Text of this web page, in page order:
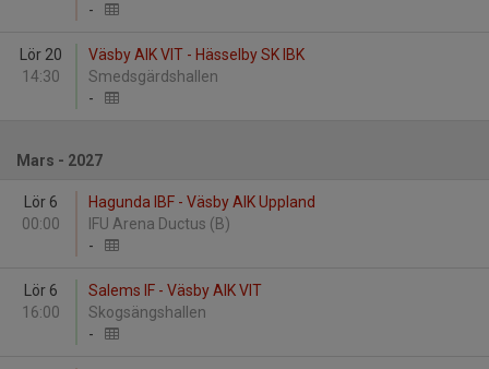
-
Lör 20
14:30
Väsby AIK VIT - Hässelby SK IBK
Smedsgärdshallen
-
Mars - 2027
Lör 6
00:00
Hagunda IBF - Väsby AIK Uppland
IFU Arena Ductus (B)
-
Lör 6
16:00
Salems IF - Väsby AIK VIT
Skogsängshallen
-